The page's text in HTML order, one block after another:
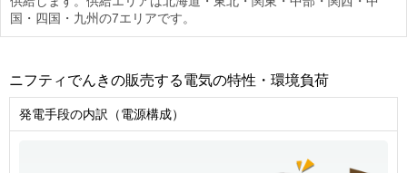
国・四国・九州の7エリアです。
ニフティでんきの販売する電気の特性・環境負荷
発電手段の内訳（電源構成）